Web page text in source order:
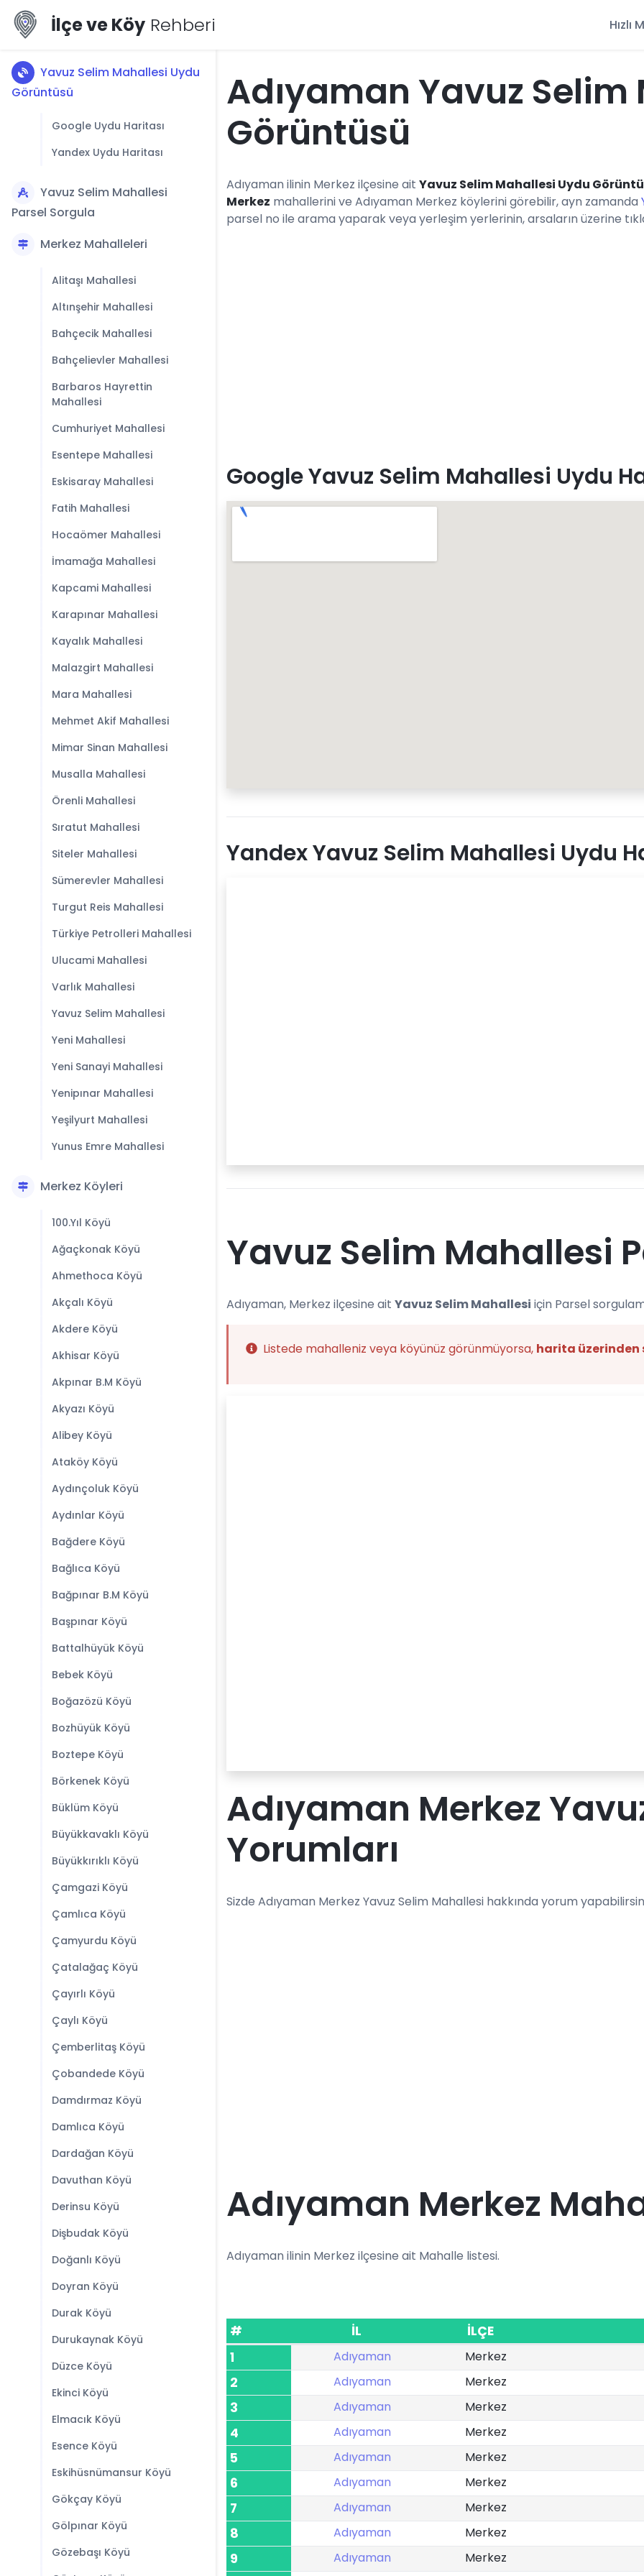
İlçe ve Köy Rehberi Hızlı
Yavuz Selim Mahallesi Uydu
Görüntüsü
Google Uydu Haritası
Yandex Uydu Haritası
Yavuz Selim Mahallesi
Parsel Sorgula
Merkez Mahalleleri
Alitaşı Mahallesi
Altınşehir Mahallesi
Bahçecik Mahallesi
Bahçelievler Mahallesi
Barbaros Hayrettin
Mahallesi
Cumhuriyet Mahallesi
Esentepe Mahallesi
Eskisaray Mahallesi
Fatih Mahallesi
Hocaömer Mahallesi
İmamağa Mahallesi
Kapcami Mahallesi
Karapınar Mahallesi
Kayalık Mahallesi
Malazgirt Mahallesi
Mara Mahallesi
Mehmet Akif Mahallesi
Mimar Sinan Mahallesi
Musalla Mahallesi
Örenli Mahallesi
Sıratut Mahallesi
Siteler Mahallesi
Sümerevler Mahallesi
Turgut Reis Mahallesi
Türkiye Petrolleri Mahallesi
Ulucami Mahallesi
Varlık Mahallesi
Yavuz Selim Mahallesi
Yeni Mahallesi
Yeni Sanayi Mahallesi
Yenipınar Mahallesi
Yeşilyurt Mahallesi
Yunus Emre Mahallesi
Merkez Köyleri
100.Yıl Köyü
Ağaçkonak Köyü
Ahmethoca Köyü
Akçalı Köyü
Akdere Köyü
Akhisar Köyü
Akpınar B.M Köyü
Akyazı Köyü
Alibey Köyü
Ataköy Köyü
Aydınçoluk Köyü
Aydınlar Köyü
Bağdere Köyü
Bağlıca Köyü
Bağpınar B.M Köyü
Başpınar Köyü
Battalhüyük Köyü
Bebek Köyü
Boğazözü Köyü
Bozhüyük Köyü
Boztepe Köyü
Börkenek Köyü
Büklüm Köyü
Büyükkavaklı Köyü
Büyükkırıklı Köyü
Çamgazi Köyü
Çamlıca Köyü
Çamyurdu Köyü
Çatalağaç Köyü
Çayırlı Köyü
Çaylı Köyü
Çemberlitaş Köyü
Çobandede Köyü
Damdırmaz Köyü
Damlıca Köyü
Dardağan Köyü
Davuthan Köyü
Derinsu Köyü
Dişbudak Köyü
Doğanlı Köyü
Doyran Köyü
Durak Köyü
Durukaynak Köyü
Düzce Köyü
Ekinci Köyü
Elmacık Köyü
Esence Köyü
Eskihüsnümansur Köyü
Gökçay Köyü
Gölpınar Köyü
Gözebaşı Köyü
Adıyaman Yavuz
Görüntüsü
Adıyaman ilinin Merkez ilçesine ait Yavuz Selim Mahallesi Uydu
Merkez mahallerini ve Adıyaman Merkez köylerini görebilir, ayn zamanda
parsel no ile arama yaparak veya yerleşim yerlerinin, arsaların üzerine
Google Yavuz Selim Mahallesi Uydu
Yandex Yavuz Selim Mahallesi Uydu
Yavuz Selim Mahallesi
Adıyaman, Merkez ilçesine ait Yavuz Selim Mahallesi için Parsel
Listede mahalleniz veya köyünüz görünmüyorsa, harita üzerinden
Adıyaman Merkez
Yorumları
Sizde Adıyaman Merkez Yavuz Selim Mahallesi hakkında yorum
Adıyaman Merkez
Adıyaman ilinin Merkez ilçesine ait Mahalle listesi.
# İL İLÇE
1
Adıyaman Merkez
2 Adıyaman Merkez
3 Adıyaman Merkez
4 Adıyaman Merkez
5 Adıyaman Merkez
6 Adıyaman Merkez
7 Adıyaman Merkez
8 Adıyaman Merkez
9 Adıyaman Merkez